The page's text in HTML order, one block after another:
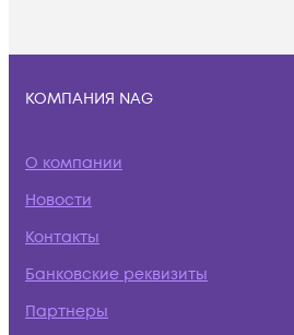
КОМПАНИЯ NAG
О компании
Новости
Контакты
Банковские реквизиты
Партнеры